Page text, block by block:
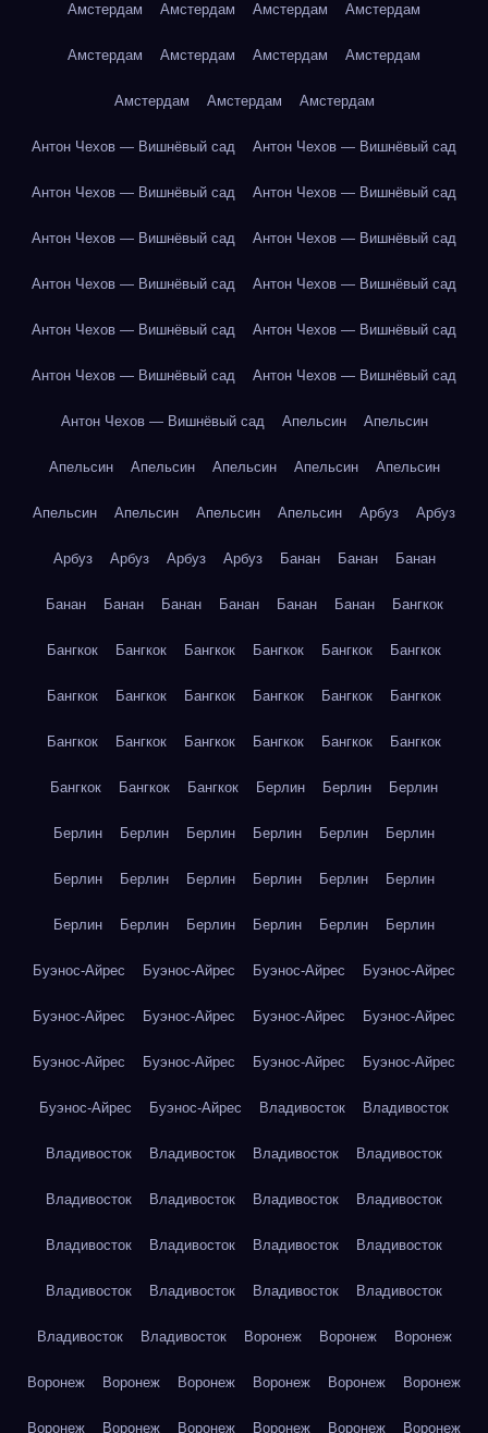
Амстердам Амстердам Амстердам Амстердам
Амстердам Амстердам Амстердам Амстердам
Амстердам Амстердам Амстердам
Антон Чехов — Вишнёвый сад Антон Чехов — Вишнёвый сад
Антон Чехов — Вишнёвый сад Антон Чехов — Вишнёвый сад
Антон Чехов — Вишнёвый сад Антон Чехов — Вишнёвый сад
Антон Чехов — Вишнёвый сад Антон Чехов — Вишнёвый сад
Антон Чехов — Вишнёвый сад Антон Чехов — Вишнёвый сад
Антон Чехов — Вишнёвый сад Антон Чехов — Вишнёвый сад
Антон Чехов — Вишнёвый сад Апельсин Апельсин
Апельсин Апельсин Апельсин Апельсин Апельсин
Апельсин Апельсин Апельсин Апельсин Арбуз Арбуз
Арбуз Арбуз Арбуз Арбуз Банан Банан Банан
Банан Банан Банан Банан Банан Банан Бангкок
Бангкок Бангкок Бангкок Бангкок Бангкок Бангкок
Бангкок Бангкок Бангкок Бангкок Бангкок Бангкок
Бангкок Бангкок Бангкок Бангкок Бангкок Бангкок
Бангкок Бангкок Бангкок Берлин Берлин Берлин
Берлин Берлин Берлин Берлин Берлин Берлин
Берлин Берлин Берлин Берлин Берлин Берлин
Берлин Берлин Берлин Берлин Берлин Берлин
Буэнос-Айрес Буэнос-Айрес Буэнос-Айрес Буэнос-Айрес
Буэнос-Айрес Буэнос-Айрес Буэнос-Айрес Буэнос-Айрес
Буэнос-Айрес Буэнос-Айрес Буэнос-Айрес Буэнос-Айрес
Буэнос-Айрес Буэнос-Айрес Владивосток Владивосток
Владивосток Владивосток Владивосток Владивосток
Владивосток Владивосток Владивосток Владивосток
Владивосток Владивосток Владивосток Владивосток
Владивосток Владивосток Владивосток Владивосток
Владивосток Владивосток Воронеж Воронеж Воронеж
Воронеж Воронеж Воронеж Воронеж Воронеж Воронеж
Воронеж Воронеж Воронеж Воронеж Воронеж Воронеж